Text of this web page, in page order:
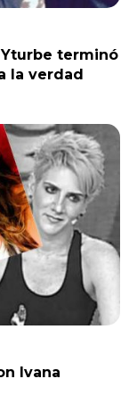
Yturbe terminó
la verdad
Ivana